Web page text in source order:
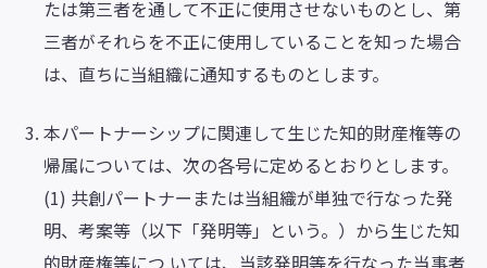
たは第三者を通して不正に使用させないものとし、第
三者がそれらを不正に使用していることを知った場合
は、直ちに当組織に通知するものとします。
本パートナーシップに関連して生じた知的財産権等の
帰属については、次の各号に定めるとおりとします。
(1) 共創パートナーまたは当組織が単独で行なった発
明、考案等（以下「発明等」という。）から生じた知
的財産権等につ いては、当該発明等を行なった当事者